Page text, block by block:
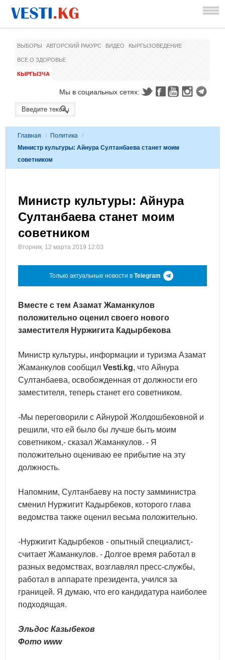
ВЫБОРЫ АВТОРСКИЙ РАКУРС ВИДЕО КЫРГЫЗОВЕДЕНИЕ
ВСЕ О ЗДОРОВЬЕ
КЫРГЫЗЧА
Мы в социальных сетях:
Главная / Политика /
Министр культуры: Айнура Султанбаева станет моим
советником
Министр культуры: Айнура
Султанбаева станет моим
советником
Вторник, 12 марта 2019 12:03
Только актуальные новости в Telegram
Вместе с тем Азамат Жаманкулов
положительно оценил своего нового
заместителя Нуржигита Кадырбекова
Министр культуры, информации и туризма Азамат
Жаманкулов сообщил Vesti.kg, что Айнура
Султанбаева, освобожденная от должности его
заместителя, теперь станет его советником.
-Мы переговорили с Айнурой Жолдошбековной и
решили, что ей было бы лучше быть моим
советником,- сказал Жаманкулов. - Я
положительно оцениваю ее прибытие на эту
должность.
Напомним, Султанбаеву на посту замминистра
сменил Нуржигит Кадырбеков, которого глава
ведомства также оценил весьма положительно.
-Нуржигит Кадырбеков - опытный специалист,-
считает Жаманкулов. - Долгое время работал в
разных ведомствах, возглавлял пресс-службы,
работал в аппарате президента, учился за
границей. Я думаю, что его кандидатура наиболее
подходящая.
Эльдос Казыбеков
Фото www